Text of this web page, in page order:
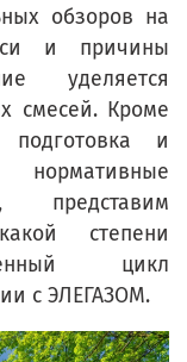
обзоров на
и причины
уделяется
смесей. Кроме
подготовка и
представим
степени
цикл
с ЭЛЕГАЗОМ.